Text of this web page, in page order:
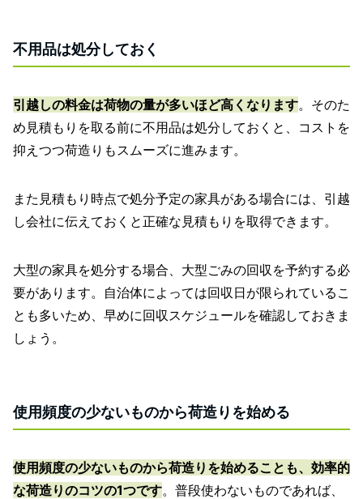
不用品は処分しておく
引越しの料金は荷物の量が多いほど高くなります。そのた
め見積もりを取る前に不用品は処分しておくと、コストを
抑えつつ荷造りもスムーズに進みます。
また見積もり時点で処分予定の家具がある場合には、引越
し会社に伝えておくと正確な見積もりを取得できます。
大型の家具を処分する場合、大型ごみの回収を予約する必
要があります。自治体によっては回収日が限られているこ
とも多いため、早めに回収スケジュールを確認しておきま
しょう。
使用頻度の少ないものから荷造りを始める
使用頻度の少ないものから荷造りを始めることも、効率的
な荷造りのコツの1つです。普段使わないものであれば、